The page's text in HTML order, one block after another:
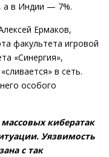
а в Индии — 7%.
Ермаков,
факультета игровой
«Синергия»,
в сеть.
особого
кибератак
Уязвимость
с так